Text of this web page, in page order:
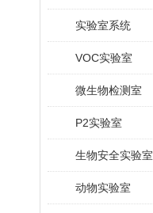
实验室系统
VOC实验室
微生物检测室
P2实验室
生物安全实验室
动物实验室